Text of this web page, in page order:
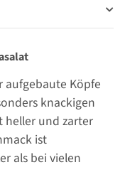
aufgebaute Köpfe
knackigen
heller und zarter
ist
als bei vielen